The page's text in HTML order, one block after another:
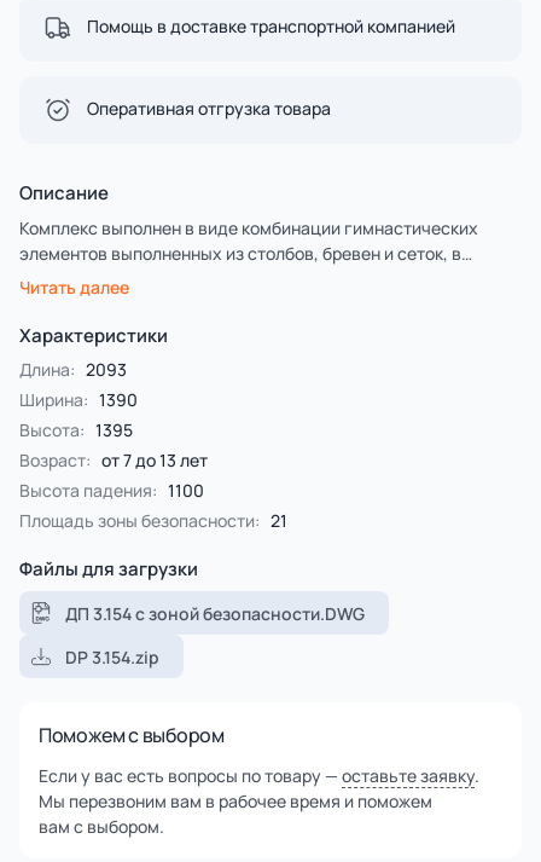
Помощь в доставке транспортной компанией
Оперативная отгрузка товара
Описание
Комплекс выполнен в виде комбинации гимнастических
элементов выполненных из столбов, бревен и сеток, в
совокупности представляющих полосу препятствия.
Предлагается на выбор заказчика два варинта исполнения.
Первый - деревянные столбы и брёвна выполнены из
лиственницы, имеют естественную природную форму,
тщательно отшлифованы и обладают высочайшей
прочностью.
Второй — деревянные столбы и брёвна выполнены из
клееной сосновой древесины с последующим
оцилинриванием, имеет ровную цилиндрическую
поверхность.
Столбы и брёвна покрыты специальной пропиткой,
содержащую антисептики и обеспечивающую
ультрафиолетовую защиту от солнечного воздействия.
Сетки и канаты изготовлены из многожильного
Все используемые материалы закупаются у лучших
Читать далее
Характеристики
Длина: 2093
Ширина: 1390
Высота: 1395
Возраст: от 7 до 13 лет
Высота падения: 1100
Площадь зоны безопасности: 21
Файлы для загрузки
ДП 3.154 с зоной безопасности.DWG
DP 3.154.zip
Поможем с выбором
Если у вас есть вопросы по товару — оставьте заявку.
Мы перезвоним вам в рабочее время и поможем
вам с выбором.